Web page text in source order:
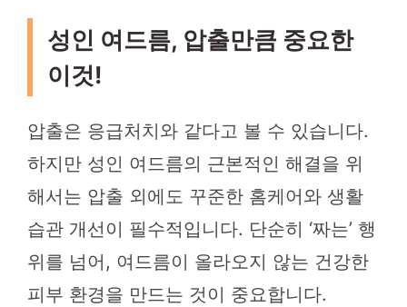
성인 여드름, 압출만큼 중요한
이것!
압출은 응급처치와 같다고 볼 수 있습니다.
하지만 성인 여드름의 근본적인 해결을 위
해서는 압출 외에도 꾸준한 홈케어와 생활
습관 개선이 필수적입니다. 단순히 ‘짜는’ 행
위를 넘어, 여드름이 올라오지 않는 건강한
피부 환경을 만드는 것이 중요합니다.